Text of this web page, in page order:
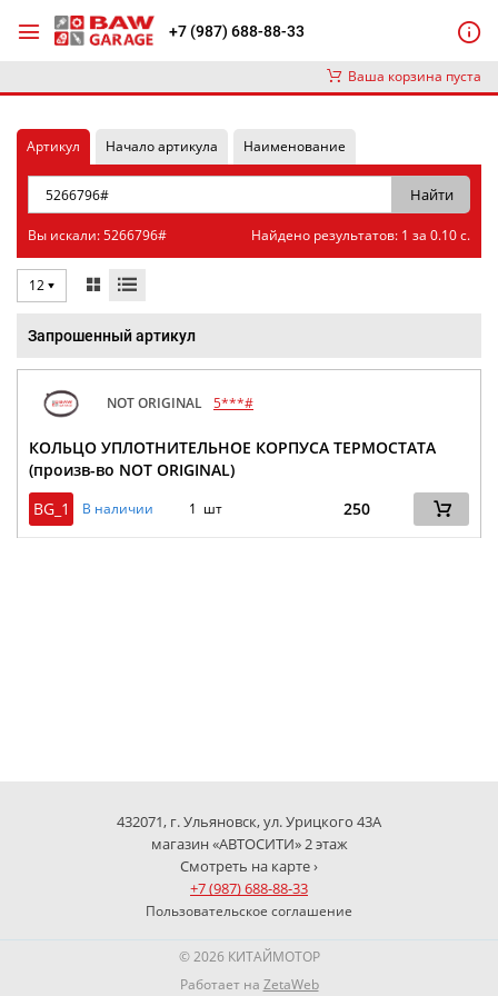
+7 (987) 688-88-33
Ваша корзина пуста
Артикул Начало артикула Наименование
Вы искали: 5266796# Найдено результатов: 1 за 0.10 с.
12
Запрошенный артикул
NOT ORIGINAL 5***#
КОЛЬЦО УПЛОТНИТЕЛЬНОЕ КОРПУСА ТЕРМОСТАТА
(произв-во NOT ORIGINAL)
BG_1
В наличии 1 шт 250
432071, г. Ульяновск, ул. Урицкого 43А
магазин «АВТОСИТИ» 2 этаж
Смотреть на карте ›
+7 (987) 688-88-33
Пользовательское соглашение
© 2026 КИТАЙМОТОР
Работает на ZetaWeb